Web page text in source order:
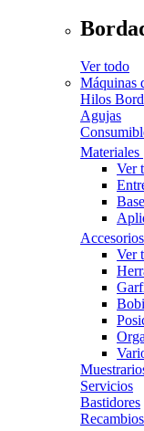
Ver todo
Máquinas
Hilos
Agujas
Materiales
Ver
Accesorios
Ver
Servicios
Bastidores
Recambios